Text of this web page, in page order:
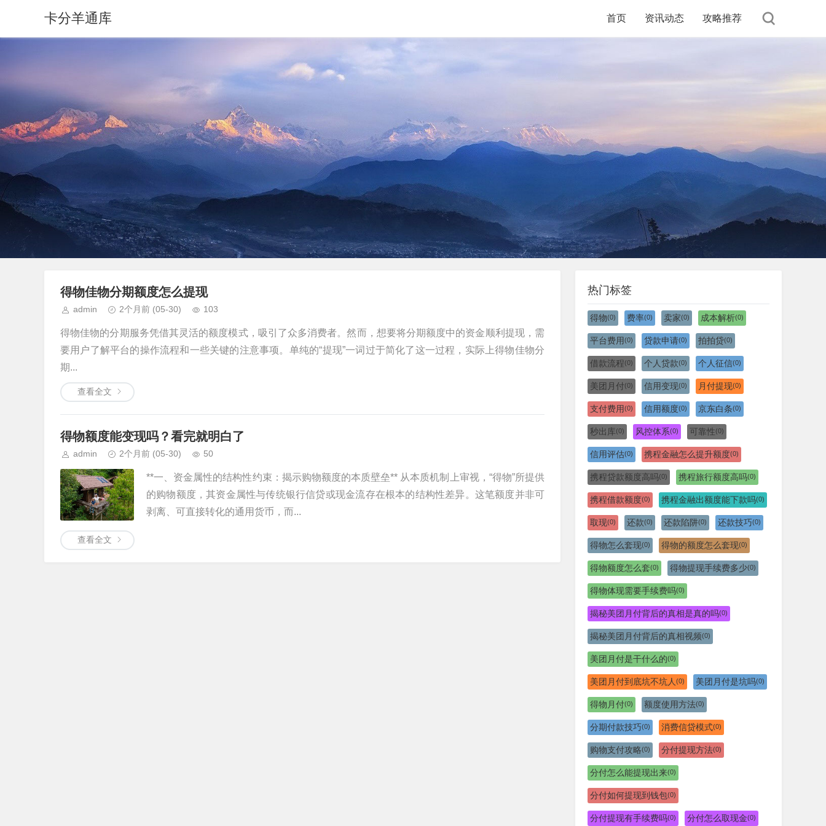
卡分羊通库 首页 资讯动态 攻略推荐
得物佳物分期额度怎么提现
admin 2个月前 (05-30) 103
得物佳物的分期服务凭借其灵活的额度模式，吸引了众多消费者。然而，想要将分期额度中的资金顺利提现，需
要用户了解平台的操作流程和一些关键的注意事项。单纯的“提现”一词过于简化了这一过程，实际上得物佳物分
期...
查看全文
得物额度能变现吗？看完就明白了
admin 2个月前 (05-30) 50
**一、资金属性的结构性约束：揭示购物额度的本质壁垒** 从本质机制上审视，“得物”所提供
的购物额度，其资金属性与传统银行信贷或现金流存在根本的结构性差异。这笔额度并非可
剥离、可直接转化的通用货币，而...
查看全文
热门标签
得物(0) 费率(0) 卖家(0) 成本解析(0)
平台费用(0) 贷款申请(0) 拍拍贷(0)
借款流程(0) 个人贷款(0) 个人征信(0)
美团月付(0) 信用变现(0) 月付提现(0)
支付费用(0) 信用额度(0) 京东白条(0)
秒出库(0) 风控体系(0) 可靠性(0)
信用评估(0) 携程金融怎么提升额度(0)
携程贷款额度高吗(0) 携程旅行额度高吗(0)
携程借款额度(0) 携程金融出额度能下款吗(0)
取现(0) 还款(0) 还款陷阱(0) 还款技巧(0)
得物怎么套现(0) 得物的额度怎么套现(0)
得物额度怎么套(0) 得物提现手续费多少(0)
得物体现需要手续费吗(0)
揭秘美团月付背后的真相是真的吗(0)
揭秘美团月付背后的真相视频(0)
美团月付是干什么的(0)
美团月付到底坑不坑人 (0) 美团月付是坑吗(0)
得物月付(0) 额度使用方法(0)
分期付款技巧(0) 消费信贷模式(0)
购物支付攻略(0) 分付提现方法(0)
分付怎么能提现出来(0)
分付如何提现到钱包(0)
分付提现有手续费吗(0) 分付怎么取现金(0)